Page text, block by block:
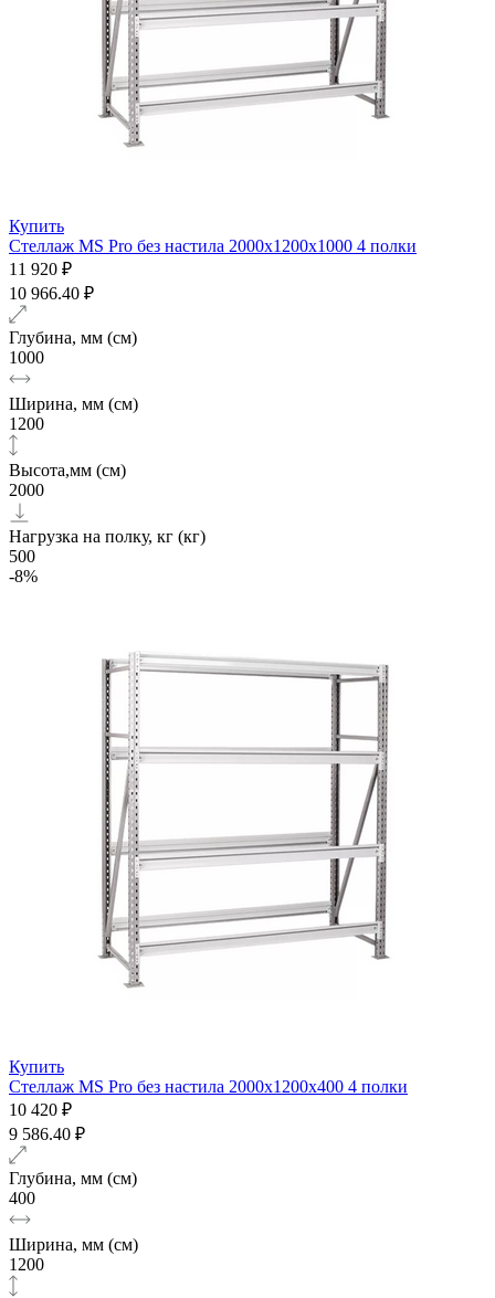
Купить
Стеллаж MS Pro без настила 2000х1200x1000 4 полки
11 920 ₽
10 966.40 ₽
Глубина, мм (см)
1000
Ширина, мм (см)
1200
Высота,мм (см)
2000
Нагрузка на полку, кг (кг)
500
-8%
Купить
Стеллаж MS Pro без настила 2000х1200x400 4 полки
10 420 ₽
9 586.40 ₽
Глубина, мм (см)
400
Ширина, мм (см)
1200